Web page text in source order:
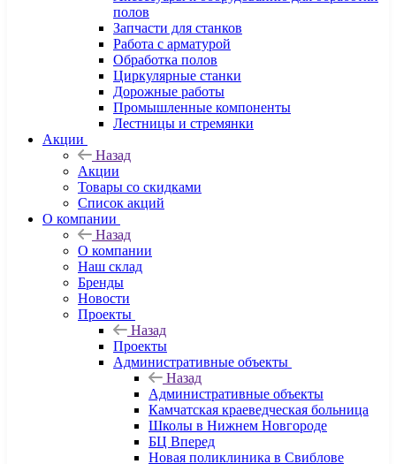
полов
Запчасти для станков
Работа с арматурой
Обработка полов
Циркулярные станки
Дорожные работы
Промышленные компоненты
Лестницы и стремянки
Акции
Назад
Акции
Товары со скидками
Список акций
О компании
Назад
О компании
Наш склад
Бренды
Новости
Проекты
Назад
Проекты
Административные объекты
Назад
Административные объекты
Камчатская краеведческая больница
Школы в Нижнем Новгороде
БЦ Вперед
Новая поликлиника в Свиблове